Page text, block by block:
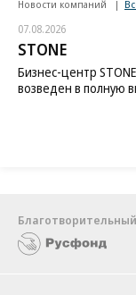
Новости компаний
07.08.2026
STONE
Бизнес-центр
возведен в полную